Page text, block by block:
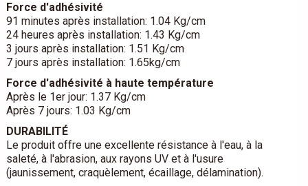
Force d'adhésivité
91 minutes après installation: 1.04 Kg/cm
24 heures après installation: 1.43 Kg/cm
3 jours après installation: 1.51 Kg/cm
7 jours après installation: 1.65kg/cm
Force d'adhésivité à haute température
Après le 1er jour: 1.37 Kg/cm
Après 7 jours: 1.03 Kg/cm
DURABILITÉ
Le produit offre une excellente résistance à l'eau, à la
saleté, à l'abrasion, aux rayons UV et à l'usure
(jaunissement, craquèlement, écaillage, délamination).